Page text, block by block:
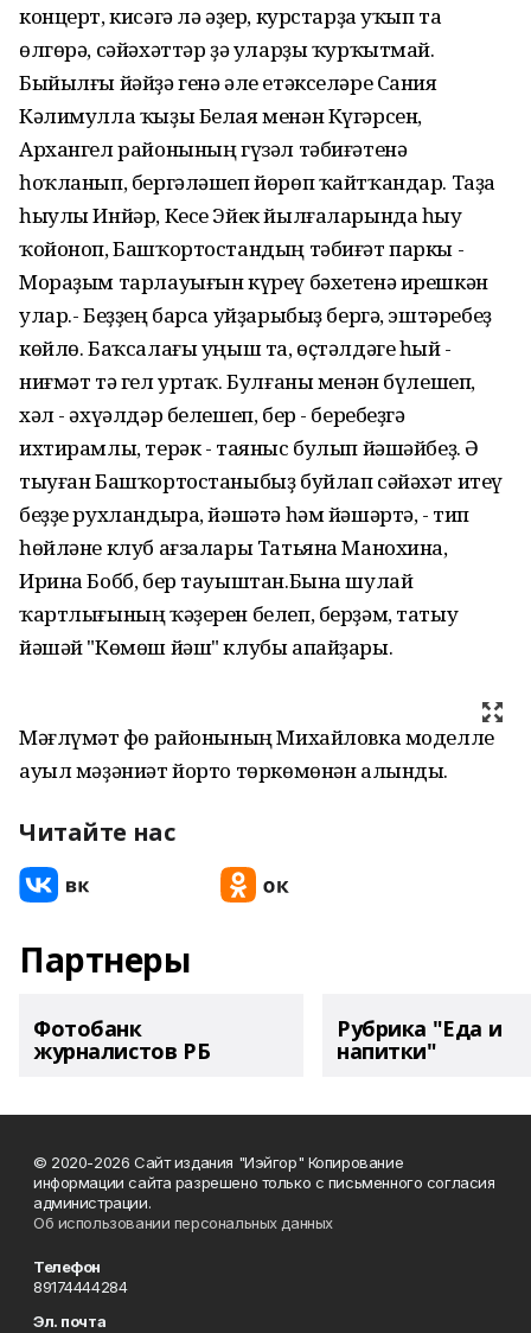
концерт, кисәгә лә әҙер, курстарҙа уҡып та
өлгөрә, сәйәхәттәр ҙә уларҙы ҡурҡытмай.
Быйылғы йәйҙә генә әле етәкселәре Сания
Кәлимулла ҡыҙы Белая менән Күгәрсен,
Архангел районының гүзәл тәбиғәтенә
һоҡланып, бергәләшеп йөрөп ҡайтҡандар. Таҙа
һыулы Инйәр, Кесе Эйек йылғаларында һыу
ҡойоноп, Башҡортостандың тәбиғәт паркы -
Мораҙым тарлауығын күреү бәхетенә ирешкән
улар.- Беҙҙең барса уйҙарыбыҙ бергә, эштәребеҙ
көйлө. Баҡсалағы уңыш та, өҫтәлдәге һый -
ниғмәт тә гел уртаҡ. Булғаны менән бүлешеп,
хәл - әхүәлдәр белешеп, бер - беребеҙгә
ихтирамлы, терәк - таяныс булып йәшәйбеҙ. Ә
тыуған Башҡортостаныбыҙ буйлап сәйәхәт итеү
беҙҙе рухландыра, йәшәтә һәм йәшәртә, - тип
һөйләне клуб ағзалары Татьяна Манохина,
Ирина Бобб, бер тауыштан.Бына шулай
ҡартлығының ҡәҙерен белеп, берҙәм, татыу
йәшәй "Көмөш йәш" клубы апайҙары.
Мәғлүмәт Өфө районының Михайловка моделле
ауыл мәҙәниәт йорто төркөмөнән алынды.
Читайте нас
Партнеры
Фотобанк
журналистов РБ
Рубрика "Еда и
напитки"
© 2020-2026 Сайт издания "Иэйгор" Копирование
информации сайта разрешено только с письменного согласия
администрации.
Об использовании персональных данных
Телефон
89174444284
Эл. почта